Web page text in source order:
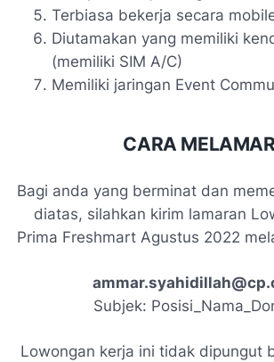
Terbiasa bekerja secara
Diutamakan yang memiliki
(memiliki SIM A/C)
Memiliki jaringan Event
CARA MELAMAR
Bagi anda yang berminat dan
diatas, silahkan kirim lamaran
Prima Freshmart Agustus 2022
Subjek:
Lowongan kerja ini tidak dipungut